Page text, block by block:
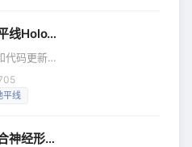
能的不断
以减轻工
未来的发
探索“机
环，让Agent走入物理世界
代码更新
GitHub**
robot\_lab/holoagent
平线
研究中取得进展